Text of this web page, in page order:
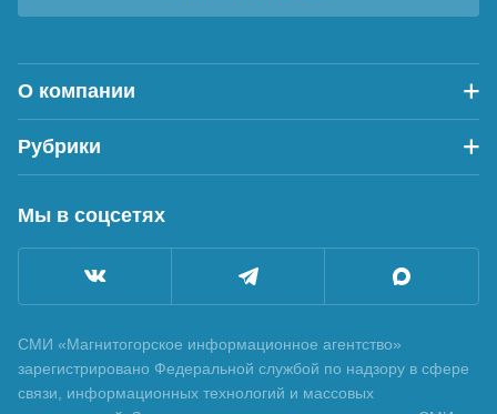
О компании
Рубрики
Мы в соцсетях
СМИ «Магнитогорское информационное агентство»
зарегистрировано Федеральной службой по надзору в сфере
связи, информационных технологий и массовых